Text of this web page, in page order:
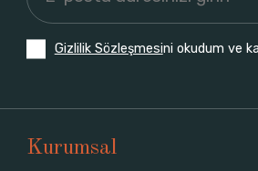
Gizlilik Sözleşmesini okudum ve
Kurumsal